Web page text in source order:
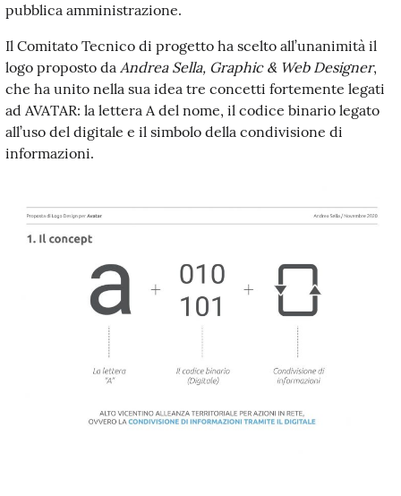
pubblica amministrazione.
Il Comitato Tecnico di progetto ha scelto all’unanimità il
logo proposto da Andrea Sella, Graphic & Web Designer,
che ha unito nella sua idea tre concetti fortemente legati
ad AVATAR: la lettera A del nome, il codice binario legato
all’uso del digitale e il simbolo della condivisione di
informazioni.